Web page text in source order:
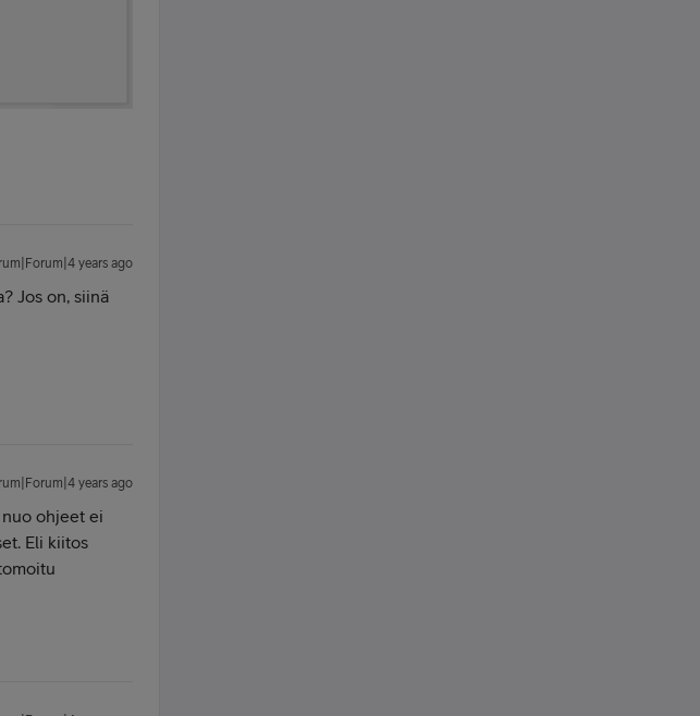
years ago
Jos on, siinä
years ago
ohjeet ei
Eli kiitos